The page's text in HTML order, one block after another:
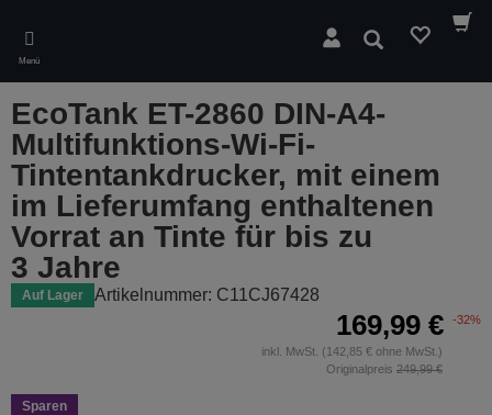
main
content
Menü
Suchen
EcoTank ET-2860 DIN-A4-
Multifunktions-Wi-Fi-
Tintentankdrucker, mit einem
im Lieferumfang enthaltenen
Vorrat an Tinte für bis zu
3 Jahre
Auf Lager Artikelnummer: C11CJ67428
169,99 € -32%
inkl. MwSt. (142,85 € ohne MwSt.)
Originalpreis 249,99 €
Sparen